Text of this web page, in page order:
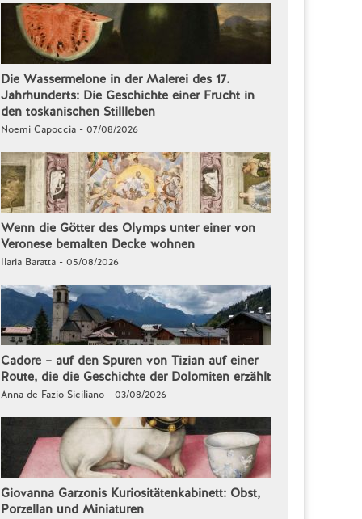
Die Wassermelone in der Malerei des 17.
Jahrhunderts: Die Geschichte einer Frucht in
den toskanischen Stillleben
Noemi Capoccia - 07/08/2026
Wenn die Götter des Olymps unter einer von
Veronese bemalten Decke wohnen
Ilaria Baratta - 05/08/2026
Cadore – auf den Spuren von Tizian auf einer
Route, die die Geschichte der Dolomiten erzählt
Anna de Fazio Siciliano - 03/08/2026
Giovanna Garzonis Kuriositätenkabinett: Obst,
Porzellan und Miniaturen